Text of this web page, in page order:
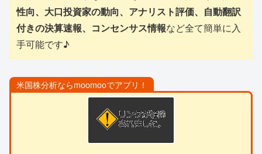
性向、大口投資家の動向、アナリスト評価、自動翻訳
付きの決算速報、コンセンサス情報など全て簡単に入
手可能です♪
米国株分析ならmoomooでアプリ！